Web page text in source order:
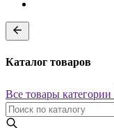
Каталог товаров
Все товары категории